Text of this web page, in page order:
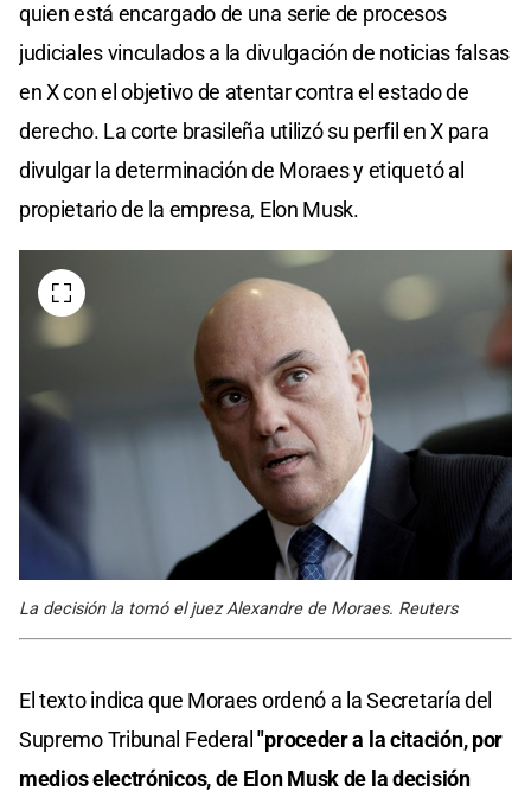
quien está encargado de una serie de procesos
judiciales vinculados a la divulgación de noticias falsas
en X con el objetivo de atentar contra el estado de
derecho. La corte brasileña utilizó su perfil en X para
divulgar la determinación de Moraes y etiquetó al
propietario de la empresa, Elon Musk.
La decisión la tomó el juez Alexandre de Moraes. Reuters
El texto indica que Moraes ordenó a la Secretaría del
Supremo Tribunal Federal"proceder a la citación, por
medios electrónicos, de Elon Musk de la decisión